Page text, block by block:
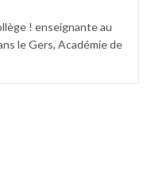
! enseignante au
le Gers, Académie de